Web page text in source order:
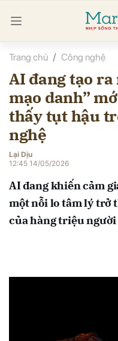
Trang chủ Công nghệ
AI đang tạo
mạo danh”
thấy tụt hậu
nghệ
Lại Dịu
12:45 14/05/2026
AI đang khiến cảm
một nỗi lo tâm lý trở
của hàng triệu
luận